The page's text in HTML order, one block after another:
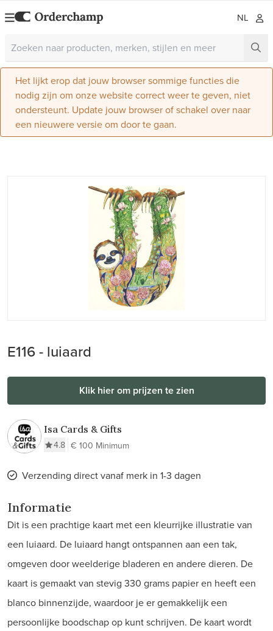
NL
Het lijkt erop dat jouw browser sommige functies die
nodig zijn om onze website correct weer te geven, niet
ondersteunt. Update jouw browser of schakel over naar
een nieuwere versie om door te gaan.
E116 - luiaard
Klik hier om prijzen te zien
Isa Cards & Gifts
4.8 € 100 Minimum
Verzending direct vanaf merk in 1-3 dagen
Informatie
Dit is een prachtige kaart met een kleurrijke illustratie van
een luiaard. De luiaard hangt ontspannen aan een tak,
omgeven door weelderige bladeren en andere dieren. De
kaart is gemaakt van stevig 330 grams papier en heeft een
blanco binnenzijde, waardoor je er gemakkelijk een
persoonlijke boodschap op kunt schrijven. De kaart wordt